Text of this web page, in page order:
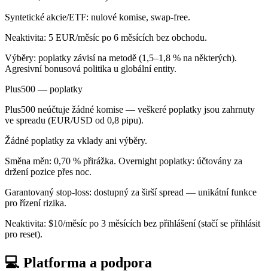
Syntetické akcie/ETF: nulové komise, swap-free.
Neaktivita: 5 EUR/měsíc po 6 měsících bez obchodu.
Výběry: poplatky závisí na metodě (1,5–1,8 % na některých).
Agresivní bonusová politika u globální entity.
Plus500 — poplatky
Plus500 neúčtuje žádné komise — veškeré poplatky jsou zahrnuty
ve spreadu (EUR/USD od 0,8 pipu).
Žádné poplatky za vklady ani výběry.
Směna měn: 0,70 % přirážka. Overnight poplatky: účtovány za
držení pozice přes noc.
Garantovaný stop-loss: dostupný za širší spread — unikátní funkce
pro řízení rizika.
Neaktivita: $10/měsíc po 3 měsících bez přihlášení (stačí se přihlásit
pro reset).
💻 Platforma a podpora